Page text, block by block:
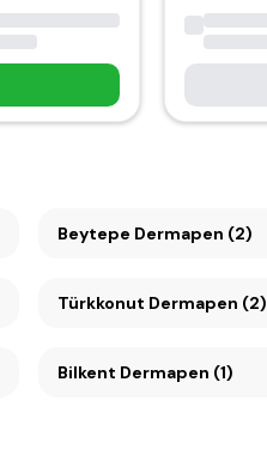
Beytepe Dermapen (2)
Türkkonut Dermapen (2)
Bilkent Dermapen (1)